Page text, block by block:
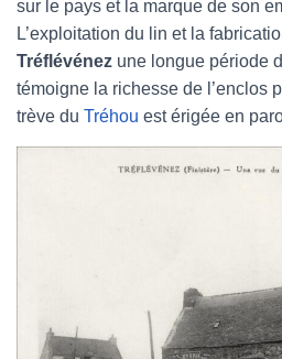
sur le pays et la marque de son
L’exploitation du lin et la
Tréflévénez une longue période
témoigne la richesse de l’enclos
trève du Tréhou est érigée en